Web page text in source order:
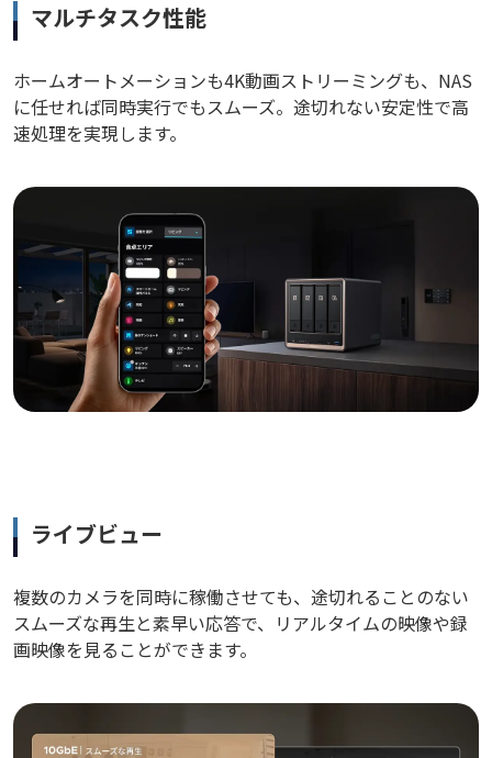
マルチタスク性能
ホームオートメーションも4K動画ストリーミングも、NAS
に任せれば同時実行でもスムーズ。途切れない安定性で高
速処理を実現します。
ライブビュー
複数のカメラを同時に稼働させても、途切れることのない
スムーズな再生と素早い応答で、リアルタイムの映像や録
画映像を見ることができます。